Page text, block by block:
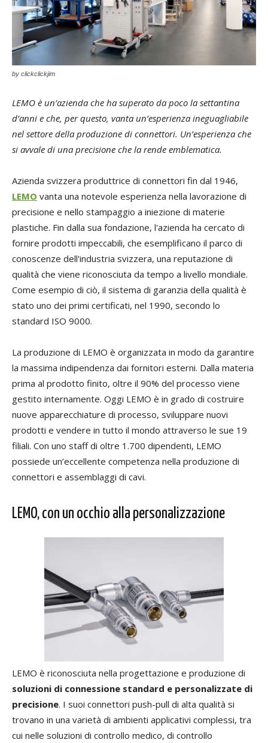
by clickclickjim
LEMO è un’azienda che ha superato da poco la settantina
d’anni e che, per questo, vanta un’esperienza ineguagliabile
nel settore della produzione di connettori. Un’esperienza che
si avvale di una precisione che la rende emblematica.
Azienda svizzera produttrice di connettori fin dal 1946,
LEMO vanta una notevole esperienza nella lavorazione di
precisione e nello stampaggio a iniezione di materie
plastiche. Fin dalla sua fondazione, l'azienda ha cercato di
fornire prodotti impeccabili, che esemplificano il parco di
conoscenze dell'industria svizzera, una reputazione di
qualità che viene riconosciuta da tempo a livello mondiale.
Come esempio di ciò, il sistema di garanzia della qualità è
stato uno dei primi certificati, nel 1990, secondo lo
standard ISO 9000.
La produzione di LEMO è organizzata in modo da garantire
la massima indipendenza dai fornitori esterni. Dalla materia
prima al prodotto finito, oltre il 90% del processo viene
gestito internamente. Oggi LEMO è in grado di costruire
nuove apparecchiature di processo, sviluppare nuovi
prodotti e vendere in tutto il mondo attraverso le sue 19
filiali. Con uno staff di oltre 1.700 dipendenti, LEMO
possiede un’eccellente competenza nella produzione di
connettori e assemblaggi di cavi.
LEMO, con un occhio alla personalizzazione
LEMO è riconosciuta nella progettazione e produzione di
soluzioni di connessione standard e personalizzate di
precisione. I suoi connettori push-pull di alta qualità si
trovano in una varietà di ambienti applicativi complessi, tra
cui nelle soluzioni di controllo medico, di controllo